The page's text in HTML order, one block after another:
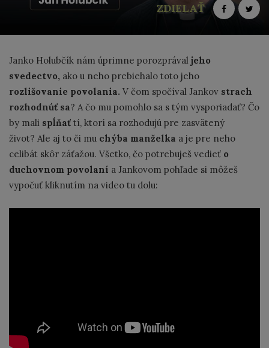
ZDIELAŤ
Janko Holubčík nám úprimne porozprával jeho
svedectvo, ako u neho prebiehalo toto jeho
rozlišovanie povolania. V čom spočíval Jankov strach
rozhodnúť sa? A čo mu pomohlo sa s tým vysporiadať? Čo
by mali spĺňať tí, ktorí sa rozhodujú pre zasvätený
život? Ale aj to či mu chýba manželka a je pre neho
celibát skôr záťažou. Všetko, čo potrebuješ vedieť o
duchovnom povolaní a Jankovom pohľade si môžeš
vypočuť kliknutím na video tu dolu: